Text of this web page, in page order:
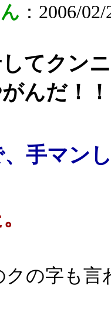
：2006/
てクン
んだ！！
手マン
の字も言